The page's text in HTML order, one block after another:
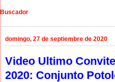
Buscador
domingo, 27 de septiembre de 2020
Video Ultimo
2020: Conjunto